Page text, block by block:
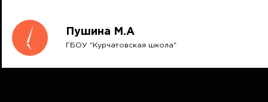
проекта выдержаны, а ввод в эксплуатацию
выполнен раньше обозначенного времени, что
позволило раньше начать работать с новым
Пушина М.А
ГБОУ "Курчатовская школа"